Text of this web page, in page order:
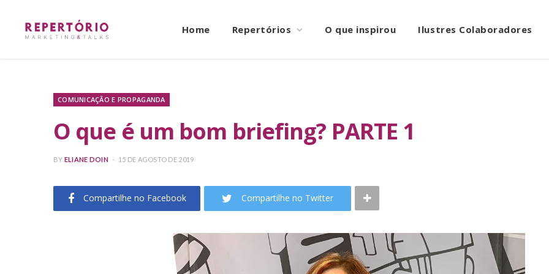
Home Repertórios O que inspirou Ilustres Colaboradores
COMUNICAÇÃO E PROPAGANDA
O que é um bom briefing? PARTE 1
BY ELIANE DOIN 15 DE AGOSTO DE 2019
Compartilhe no Facebook Compartilhe no Twitter